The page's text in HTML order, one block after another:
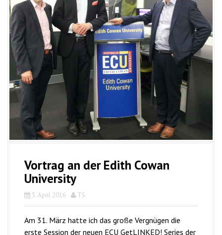
Vortrag an der Edith Cowan
University
5. April 2016 TS
Am 31. März hatte ich das große Vergnügen die
erste Session der neuen ECU GetLINKED! Series der